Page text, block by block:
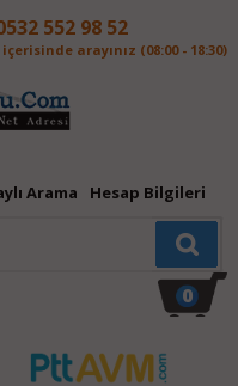
552 98 52
arayınız (08:00 - 18:30)
Arama Hesap Bilgileri
0